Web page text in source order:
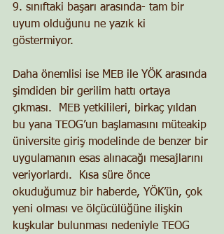
9. sınıftaki başarı arasında- tam bir
uyum olduğunu ne yazık ki
göstermiyor.
Daha önemlisi ise MEB ile YÖK arasında
şimdiden bir gerilim hattı ortaya
çıkması.  MEB yetkilileri, birkaç yıldan
bu yana TEOG’un başlamasını müteakip
üniversite giriş modelinde de benzer bir
uygulamanın esas alınacağı mesajlarını
veriyorlardı.  Kısa süre önce
okuduğumuz bir haberde, YÖK’ün, çok
yeni olması ve ölçücülüğüne ilişkin
kuşkular bulunması nedeniyle TEOG